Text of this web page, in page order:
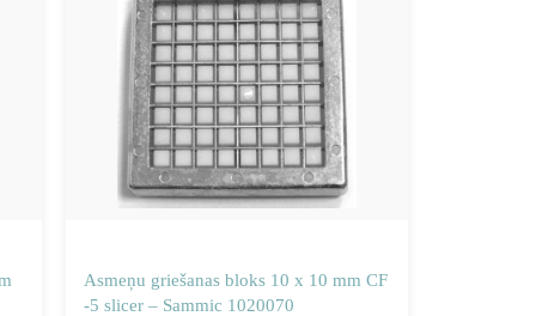
Asmeņu griešanas bloks 10 x 10 mm CF
-5 slicer – Sammic 1020070